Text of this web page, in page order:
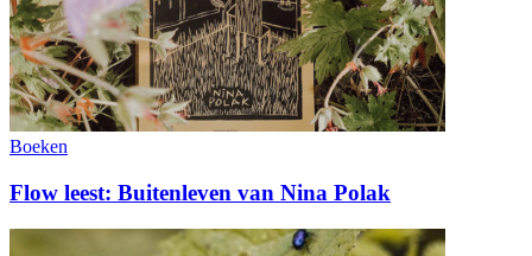
Boeken
Flow leest: Buitenleven van Nina Polak